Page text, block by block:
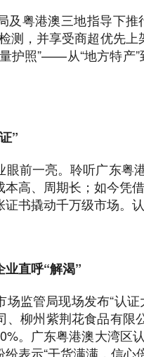
及粤港澳三地指导下
测，并享受商超优先
护照”——从“地方特产
”
前一亮。聆听广东粤
高、周期长；如今凭
书撬动千万级市场。
业直呼“解渴”
监管局现场发布“认
、柳州紫荆花食品有
。广东粤港澳大湾区
表示“干货满满，信心